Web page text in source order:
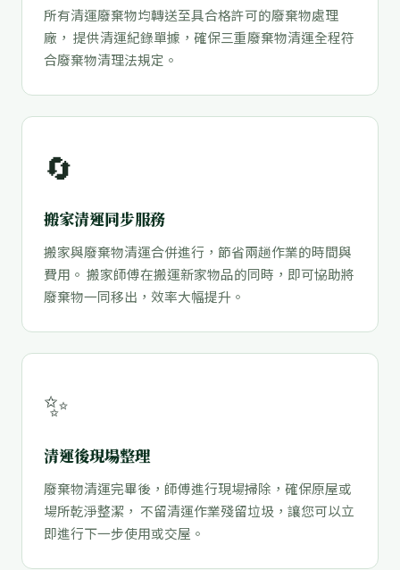
所有清運廢棄物均轉送至具合格許可的廢棄物處理
廠， 提供清運紀錄單據，確保三重廢棄物清運全程符
合廢棄物清理法規定。
🔄
搬家清運同步服務
搬家與廢棄物清運合併進行，節省兩趟作業的時間與
費用。 搬家師傅在搬運新家物品的同時，即可協助將
廢棄物一同移出，效率大幅提升。
✨
清運後現場整理
廢棄物清運完畢後，師傅進行現場掃除，確保原屋或
場所乾淨整潔， 不留清運作業殘留垃圾，讓您可以立
即進行下一步使用或交屋。